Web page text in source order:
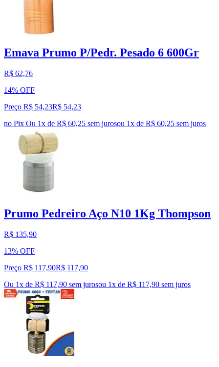
Emava Prumo P/Pedr. Pesado 6 600Gr
R$ 62,76
14% OFF
Preço R$ 54,23R$ 54,23
no Pix Ou 1x de R$ 60,25 sem jurosou 1x de R$ 60,25 sem juros
Prumo Pedreiro Aço N10 1Kg Thompson
R$ 135,90
13% OFF
Preço R$ 117,90R$ 117,90
Ou 1x de R$ 117,90 sem jurosou 1x de R$ 117,90 sem juros